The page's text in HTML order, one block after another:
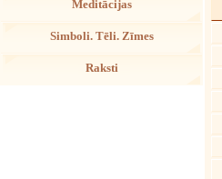
Meditācijas
Simboli. Tēli. Zīmes
Raksti